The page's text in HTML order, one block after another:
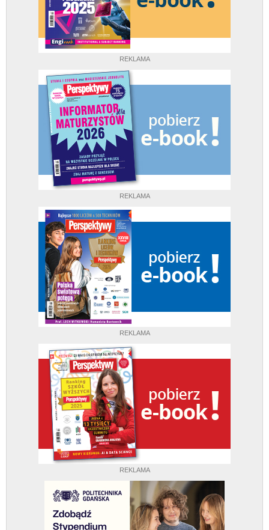
REKLAMA
REKLAMA
REKLAMA
REKLAMA